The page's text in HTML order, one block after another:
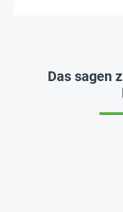
Das sagen